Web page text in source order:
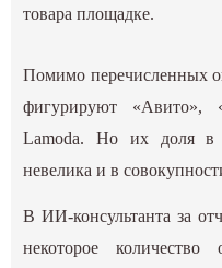
товара площадке.
Помимо перечисленных
фигурируют «‎Авито»,
Lamoda. Но их доля в
невелика и в
В ИИ-консультанта за
некоторое